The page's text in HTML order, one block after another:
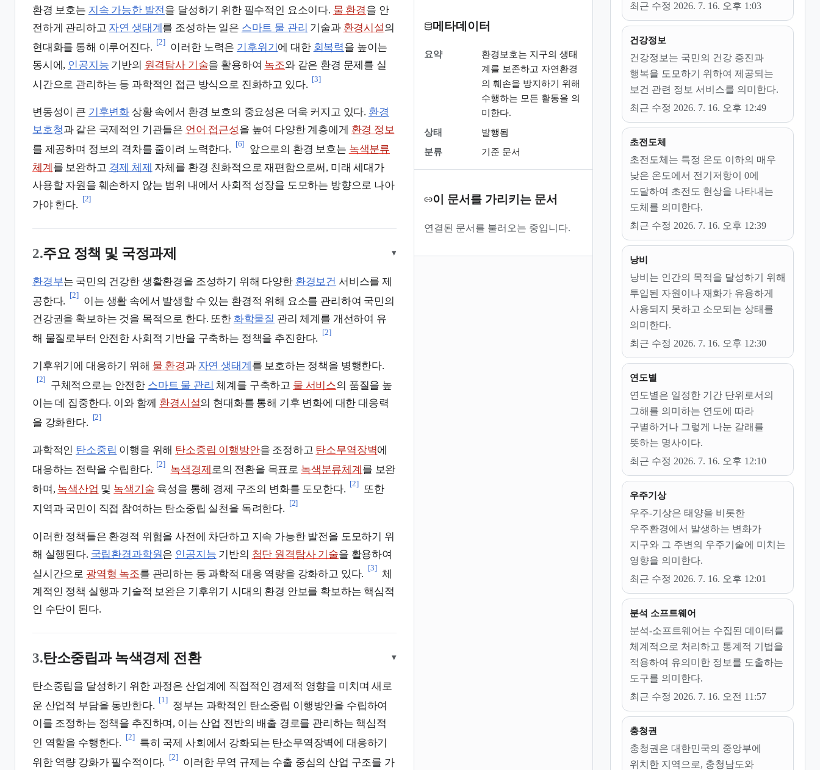
환경 보호는 지속 가능한 발전을 달성하기 위한 필수적인 요소이다. 물 환경을 안
전하게 관리하고 자연 생태계를 조성하는 일은 스마트 물 관리 기술과 환경시설 의
현대화를 통해 이루어진다.
[2]
이러한 노력은 기후위기 에 대한 회복력을 높이는
동시에, 인공지능 기반의 원격탐사 기술을 활용하여 녹조와 같은 환경 문제를 실
시간으로 관리하는 등 과학적인 접근 방식으로 진화하고 있다.
[3]
변동성이 큰 기후변화 상황 속에서 환경 보호의 중요성은 더욱 커지고 있다. 환경
보호청과 같은 국제적인 기관들은 언어 접근성을 높여 다양한 계층에게 환경 정보
를 제공하며 정보의 격차를 줄이려 노력한다.
[6]
앞으로의 환경 보호는 녹색분류
체계 를 보완하고 경제 체제 자체를 환경 친화적으로 재편함으로써, 미래 세대가
사용할 자원을 훼손하지 않는 범위 내에서 사회적 성장을 도모하는 방향으로 나아
가야 한다.
[2]
2.주요 정책 및 국정과제 ▾
환경부는 국민의 건강한 생활환경을 조성하기 위해 다양한 환경보건 서비스를 제
공한다.
[2]
이는 생활 속에서 발생할 수 있는 환경적 위해 요소를 관리하여 국민의
건강권을 확보하는 것을 목적으로 한다. 또한 화학물질 관리 체계를 개선하여 유
해 물질로부터 안전한 사회적 기반을 구축하는 정책을 추진한다.
[2]
기후위기에 대응하기 위해 물 환경과 자연 생태계 를 보호하는 정책을 병행한다.
[2]
구체적으로는 안전한 스마트 물 관리 체계를 구축하고 물 서비스의 품질을 높
이는 데 집중한다. 이와 함께 환경시설의 현대화를 통해 기후 변화에 대한 대응력
을 강화한다.
[2]
과학적인 탄소중립 이행을 위해 탄소중립 이행방안을 조정하고 탄소무역장벽에
대응하는 전략을 수립한다.
[2]
녹색경제 로의 전환을 목표로 녹색분류체계 를 보완
하며, 녹색산업 및 녹색기술 육성을 통해 경제 구조의 변화를 도모한다.
[2]
또한
지역과 국민이 직접 참여하는 탄소중립 실천을 독려한다.
[2]
이러한 정책들은 환경적 위험을 사전에 차단하고 지속 가능한 발전을 도모하기 위
해 실행된다. 국립환경과학원은 인공지능 기반의 첨단 원격탐사 기술을 활용하여
실시간으로 광역형 녹조를 관리하는 등 과학적 대응 역량을 강화하고 있다.
[3]
체
계적인 정책 실행과 기술적 보완은 기후위기 시대의 환경 안보를 확보하는 핵심적
인 수단이 된다.
3.탄소중립과 녹색경제 전환 ▾
탄소중립을 달성하기 위한 과정은 산업계에 직접적인 경제적 영향을 미치며 새로
운 산업적 부담을 동반한다.
[1]
정부는 과학적인 탄소중립 이행방안을 수립하여
이를 조정하는 정책을 추진하며, 이는 산업 전반의 배출 경로를 관리하는 핵심적
인 역할을 수행한다.
[2]
특히 국제 사회에서 강화되는 탄소무역장벽에 대응하기
위한 역량 강화가 필수적이다.
[2]
이러한 무역 규제는 수출 중심의 산업 구조를 가
메타데이터
요약
환경보호는 지구의 생태
계를 보존하고 자연환경
의 훼손을 방지하기 위해
수행하는 모든 활동을 의
미한다.
상태
발행됨
분류
기준 문서
이 문서를 가리키는 문서
연결된 문서를 불러오는 중입니다.
최근 수정 2026. 7. 16. 오후 1:03
건강정보
건강정보는 국민의 건강 증진과
행복을 도모하기 위하여 제공되는
보건 관련 정보 서비스를 의미한다.
최근 수정 2026. 7. 16. 오후 12:49
초전도체
초전도체는 특정 온도 이하의 매우
낮은 온도에서 전기저항이 0에
도달하여 초전도 현상을 나타내는
도체를 의미한다.
최근 수정 2026. 7. 16. 오후 12:39
낭비
낭비는 인간의 목적을 달성하기 위해
투입된 자원이나 재화가 유용하게
사용되지 못하고 소모되는 상태를
의미한다.
최근 수정 2026. 7. 16. 오후 12:30
연도별
연도별은 일정한 기간 단위로서의
그해를 의미하는 연도에 따라
구별하거나 그렇게 나눈 갈래를
뜻하는 명사이다.
최근 수정 2026. 7. 16. 오후 12:10
우주기상
우주-기상은 태양을 비롯한
우주환경에서 발생하는 변화가
지구와 그 주변의 우주기술에 미치는
영향을 의미한다.
최근 수정 2026. 7. 16. 오후 12:01
분석 소프트웨어
분석-소프트웨어는 수집된 데이터를
체계적으로 처리하고 통계적 기법을
적용하여 유의미한 정보를 도출하는
도구를 의미한다.
최근 수정 2026. 7. 16. 오전 11:57
충청권
충청권은 대한민국의 중앙부에
위치한 지역으로, 충청남도와